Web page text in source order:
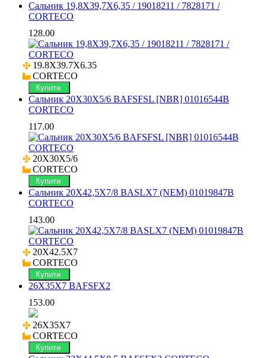
Сальник 19,8X39,7X6,35 / 19018211 / 7828171 /
CORTECO
128.00
19.8X39.7X6.35
CORTECO
Купити
Сальник 20X30X5/6 BAFSFSL [NBR] 01016544B
CORTECO
117.00
20X30X5/6
CORTECO
Купити
Сальник 20X42,5X7/8 BASLX7 (NEM) 01019847B
CORTECO
143.00
20X42.5X7
CORTECO
Купити
26X35X7 BAFSFX2
153.00
26X35X7
CORTECO
Купити